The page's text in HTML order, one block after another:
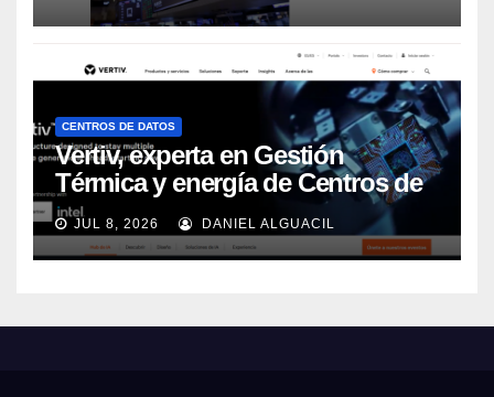
CENTROS DE DATOS
Vertiv, experta en Gestión
Térmica y energía de Centros de
Datos, sigue su crecimiento
imparable
JUL 8, 2026 DANIEL ALGUACIL